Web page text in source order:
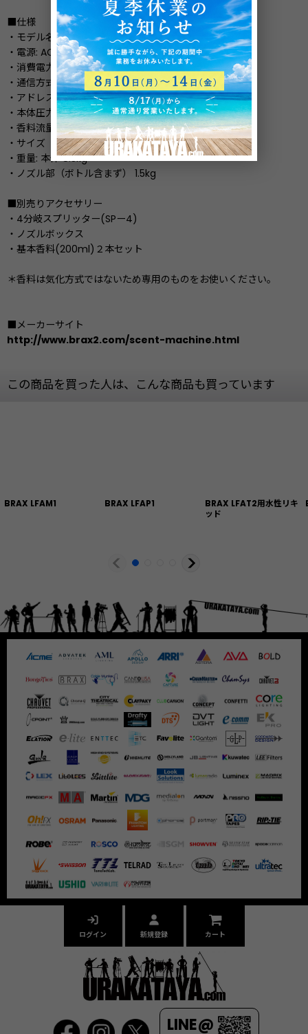
■仕様
・モデル名: AN1000-4
・電源: AC100V 50Hz/60Hz
・消費電力: 110W
・通信方式: DMX-512準拠
・アドレス設定: 1〜512 SV出力の1〜4chアドレス
・本体圧力: 0.18MPa
・香料流量: 12ml/min
・サイズ（mm）: 高さ252.5 × 幅190 × 奥行470
・重量: 本体 8.3kg
・ノズル部（ボトル含まず） 1.5kg
■別売りアクセサリー
・4分岐スプリッター(SPー4)
・ノズルボックス
・基本香料(200ml)２本セット
＊香料は気化方式ではないため専用のものをお使いください。
■メーカーサイト
http://www.brax2.com/scent-machine.html
この商品を買った人は、こんな商品も買っています
BRAX LFAM1 BRAX LFAP1
BRAX LFAT2用水性リキ
ッド
LINE@
ログイン 新規登録 カート